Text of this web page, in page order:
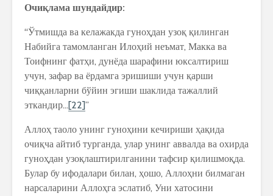
Очиқлама шундайдир:
“Ўтмишда ва келажакда гуноҳдан узоқ қилинган
Набийга тамомланган Илоҳий неъмат, Макка ва
Тоифнинг фатҳи, дунёда шарафини юксалтириш
учун, зафар ва ёрдамга эришиши учун қарши
чиққанларни бўйин эгиши шаклида тажаллий
эткандир…[22]”
Аллоҳ таоло унинг гуноҳини кечириши ҳақида
очиқча айтиб турганда, улар унинг аввалда ва охирда
гуноҳдан узоқлаштирилганини тафсир қилишмоқда.
Булар бу ифодалари билан, ҳошо, Аллоҳни билмаган
нарсаларини Аллоҳга эслатиб, Уни хатосини